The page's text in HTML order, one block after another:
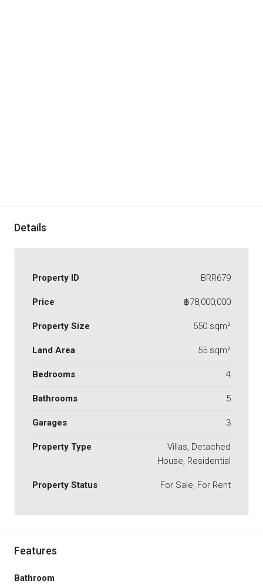
Details
Property ID BRR679
Price ฿78,000,000
Property Size 550 sqm²
Land Area 55 sqm²
Bedrooms 4
Bathrooms 5
Garages 3
Property Type
Villas, Detached
House, Residential
Property Status For Sale, For Rent
Features
Bathroom